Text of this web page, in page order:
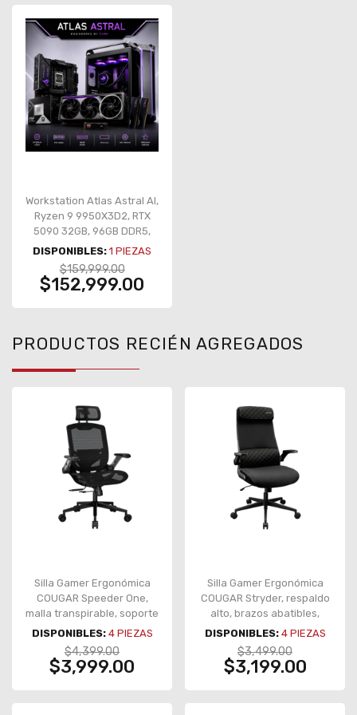
Workstation Atlas Astral AI,
Ryzen 9 9950X3D2, RTX
5090 32GB, 96GB DDR5,
SSD 2TB PCIe 5.0
DISPONIBLES: 1 PIEZAS
$159,999.00
$152,999.00
PRODUCTOS RECIÉN AGREGADOS
Silla Gamer Ergonómica
COUGAR Speeder One,
malla transpirable, soporte
lumbar, reposabrazos 2D,
negro – CGR-SPO-BLB
DISPONIBLES: 4PIEZAS
$4,399.00
$3,999.00
Silla Gamer Ergonómica
COUGAR Stryder, respaldo
alto, brazos abatibles,
negro – CGR-STD-BLB
DISPONIBLES: 4PIEZAS
$3,499.00
$3,199.00